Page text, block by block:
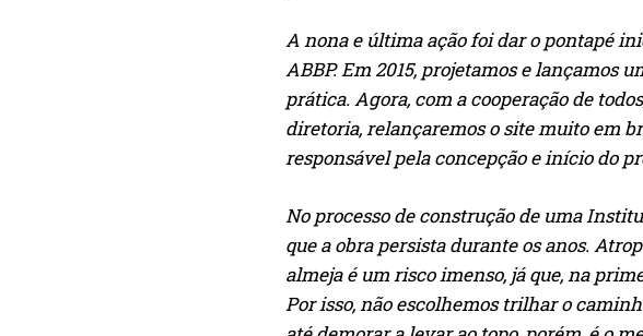
A nona e última ação foi dar o pontapé
ABBP. Em 2015, projetamos e lançamos
prática. Agora, com a cooperação de
diretoria, relançaremos o site muito em
responsável pela concepção e início do
No processo de construção de uma
que a obra persista durante os anos.
almeja é um risco imenso, já que, na
Por isso, não escolhemos trilhar o